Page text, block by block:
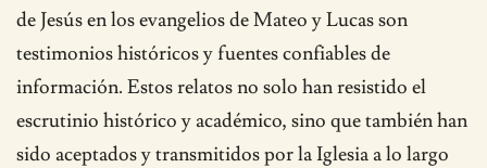
de Jesús en los evangelios de Mateo y Lucas son
testimonios históricos y fuentes confiables de
información. Estos relatos no solo han resistido el
escrutinio histórico y académico, sino que también han
sido aceptados y transmitidos por la Iglesia a lo largo